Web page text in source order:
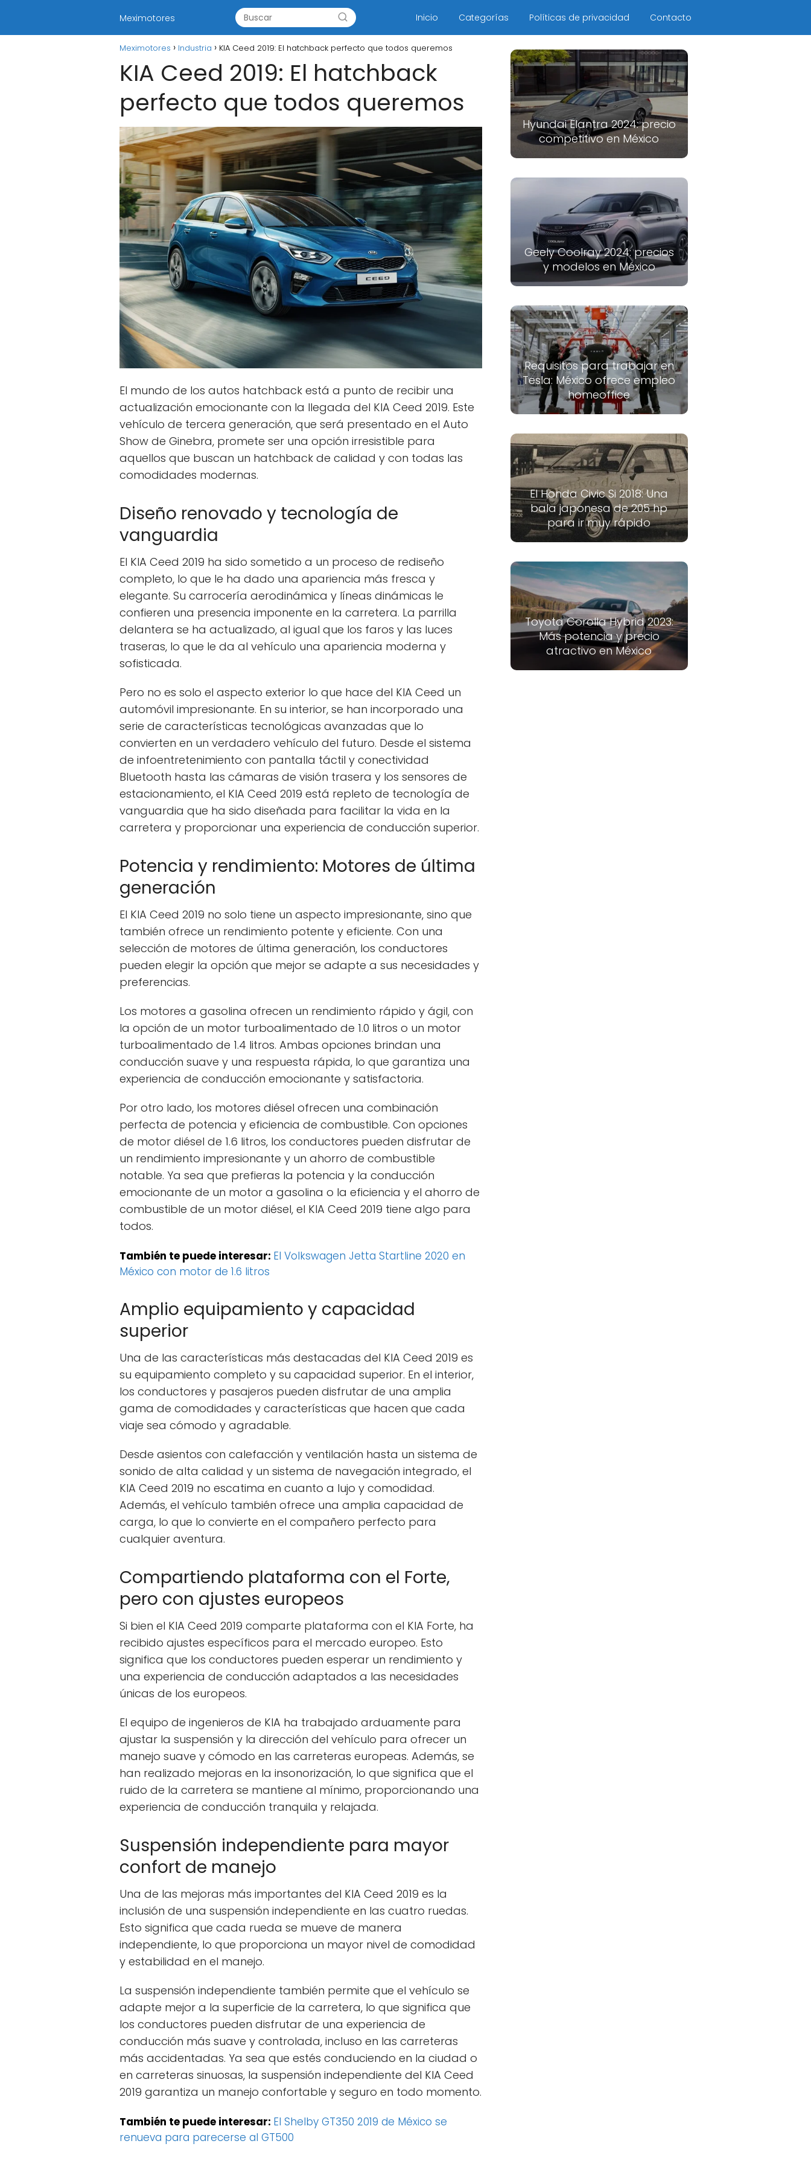
Meximotores Inicio Categorías Políticas de privacidad Contacto
Meximotores Industria KIA Ceed 2019: El hatchback perfecto que todos queremos
KIA Ceed 2019: El hatchback
perfecto que todos queremos
El mundo de los autos hatchback está a punto de recibir una
actualización emocionante con la llegada del KIA Ceed 2019. Este
vehículo de tercera generación, que será presentado en el Auto
Show de Ginebra, promete ser una opción irresistible para
aquellos que buscan un hatchback de calidad y con todas las
comodidades modernas.
Diseño renovado y tecnología de
vanguardia
El KIA Ceed 2019 ha sido sometido a un proceso de rediseño
completo, lo que le ha dado una apariencia más fresca y
elegante. Su carrocería aerodinámica y líneas dinámicas le
confieren una presencia imponente en la carretera. La parrilla
delantera se ha actualizado, al igual que los faros y las luces
traseras, lo que le da al vehículo una apariencia moderna y
sofisticada.
Pero no es solo el aspecto exterior lo que hace del KIA Ceed un
automóvil impresionante. En su interior, se han incorporado una
serie de características tecnológicas avanzadas que lo
convierten en un verdadero vehículo del futuro. Desde el sistema
de infoentretenimiento con pantalla táctil y conectividad
Bluetooth hasta las cámaras de visión trasera y los sensores de
estacionamiento, el KIA Ceed 2019 está repleto de tecnología de
vanguardia que ha sido diseñada para facilitar la vida en la
carretera y proporcionar una experiencia de conducción superior.
Potencia y rendimiento: Motores de última
generación
El KIA Ceed 2019 no solo tiene un aspecto impresionante, sino que
también ofrece un rendimiento potente y eficiente. Con una
selección de motores de última generación, los conductores
pueden elegir la opción que mejor se adapte a sus necesidades y
preferencias.
Los motores a gasolina ofrecen un rendimiento rápido y ágil, con
la opción de un motor turboalimentado de 1.0 litros o un motor
turboalimentado de 1.4 litros. Ambas opciones brindan una
conducción suave y una respuesta rápida, lo que garantiza una
experiencia de conducción emocionante y satisfactoria.
Por otro lado, los motores diésel ofrecen una combinación
perfecta de potencia y eficiencia de combustible. Con opciones
de motor diésel de 1.6 litros, los conductores pueden disfrutar de
un rendimiento impresionante y un ahorro de combustible
notable. Ya sea que prefieras la potencia y la conducción
emocionante de un motor a gasolina o la eficiencia y el ahorro de
combustible de un motor diésel, el KIA Ceed 2019 tiene algo para
todos.
También te puede interesar: El Volkswagen Jetta Startline 2020 en
México con motor de 1.6 litros
Amplio equipamiento y capacidad
superior
Una de las características más destacadas del KIA Ceed 2019 es
su equipamiento completo y su capacidad superior. En el interior,
los conductores y pasajeros pueden disfrutar de una amplia
gama de comodidades y características que hacen que cada
viaje sea cómodo y agradable.
Desde asientos con calefacción y ventilación hasta un sistema de
sonido de alta calidad y un sistema de navegación integrado, el
KIA Ceed 2019 no escatima en cuanto a lujo y comodidad.
Además, el vehículo también ofrece una amplia capacidad de
carga, lo que lo convierte en el compañero perfecto para
cualquier aventura.
Compartiendo plataforma con el Forte,
pero con ajustes europeos
Si bien el KIA Ceed 2019 comparte plataforma con el KIA Forte, ha
recibido ajustes específicos para el mercado europeo. Esto
significa que los conductores pueden esperar un rendimiento y
una experiencia de conducción adaptados a las necesidades
únicas de los europeos.
El equipo de ingenieros de KIA ha trabajado arduamente para
ajustar la suspensión y la dirección del vehículo para ofrecer un
manejo suave y cómodo en las carreteras europeas. Además, se
han realizado mejoras en la insonorización, lo que significa que el
ruido de la carretera se mantiene al mínimo, proporcionando una
experiencia de conducción tranquila y relajada.
Suspensión independiente para mayor
confort de manejo
Una de las mejoras más importantes del KIA Ceed 2019 es la
inclusión de una suspensión independiente en las cuatro ruedas.
Esto significa que cada rueda se mueve de manera
independiente, lo que proporciona un mayor nivel de comodidad
y estabilidad en el manejo.
La suspensión independiente también permite que el vehículo se
adapte mejor a la superficie de la carretera, lo que significa que
los conductores pueden disfrutar de una experiencia de
conducción más suave y controlada, incluso en las carreteras
más accidentadas. Ya sea que estés conduciendo en la ciudad o
en carreteras sinuosas, la suspensión independiente del KIA Ceed
2019 garantiza un manejo confortable y seguro en todo momento.
También te puede interesar: El Shelby GT350 2019 de México se
renueva para parecerse al GT500
Hyundai Elantra 2024: precio
competitivo en México
Geely Coolray 2024: precios
y modelos en México
Requisitos para trabajar en
Tesla: México ofrece empleo
homeoffice
El Honda Civic Si 2018: Una
bala japonesa de 205 hp
para ir muy rápido
Toyota Corolla Hybrid 2023:
Más potencia y precio
atractivo en México